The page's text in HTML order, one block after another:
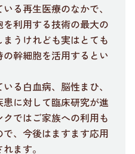
る再生医療のなかで、
利用する技術の最大の
うけれども実はとても
幹細胞を活用するとい
る白血病、脳性まひ、
に対して臨床研究が進
ではご家族への利用も
、今後はますます応用
ます。